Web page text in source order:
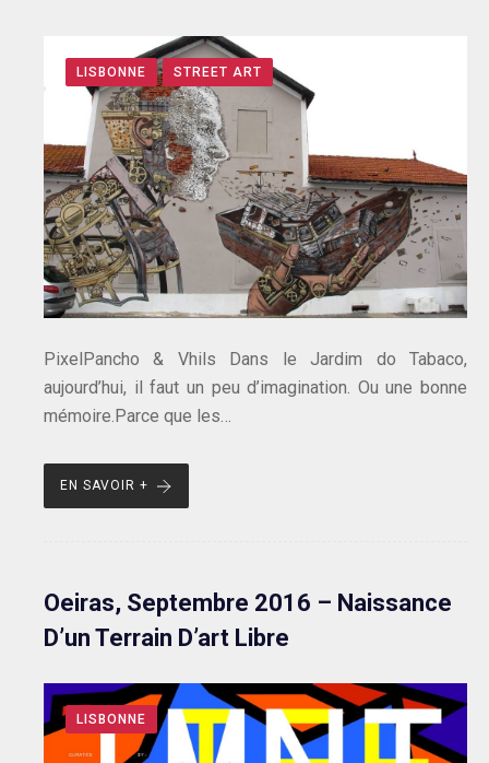
LISBONNE STREET ART
PixelPancho & Vhils Dans le Jardim do Tabaco,
aujourd’hui, il faut un peu d’imagination. Ou une bonne
mémoire.Parce que les…
EN SAVOIR +
Oeiras, Septembre 2016 – Naissance
D’un Terrain D’art Libre
LISBONNE